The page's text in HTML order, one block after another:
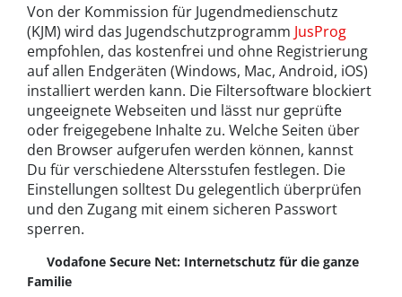
Von der Kommission für Jugendmedienschutz
(KJM) wird das Jugendschutzprogramm JusProg
empfohlen, das kostenfrei und ohne Registrierung
auf allen Endgeräten (Windows, Mac, Android, iOS)
installiert werden kann. Die Filtersoftware blockiert
ungeeignete Webseiten und lässt nur geprüfte
oder freigegebene Inhalte zu. Welche Seiten über
den Browser aufgerufen werden können, kannst
Du für verschiedene Altersstufen festlegen. Die
Einstellungen solltest Du gelegentlich überprüfen
und den Zugang mit einem sicheren Passwort
sperren.
Vodafone Secure Net: Internetschutz für die ganze
Familie